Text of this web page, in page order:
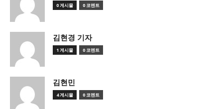
0 게시물 0 코멘트
김현경 기자
1 게시물 0 코멘트
김현민
4 게시물 0 코멘트